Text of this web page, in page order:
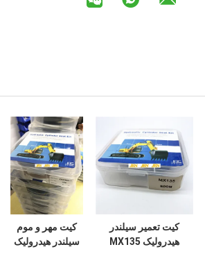
کیت تعمیر سیلندر
هیدرولیک MX135
کیت مهر و موم
سیلندر هیدرولیک